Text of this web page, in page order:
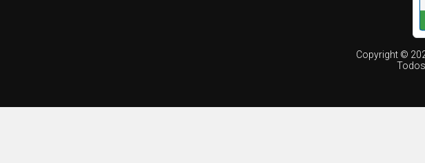
Copyright ©